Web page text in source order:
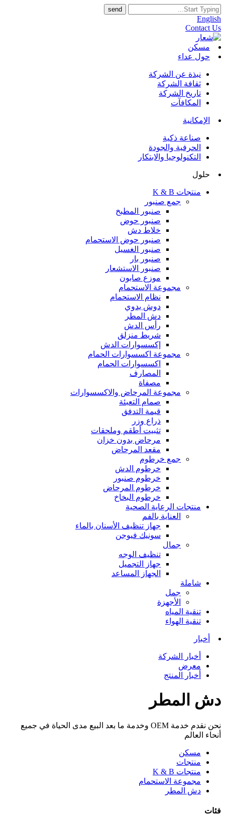
English
Contact Us
مسكن
حول عداء
نبذة عن الشركة
ثقافة الشركة
تاريخ الشركة
المكافآت
الإمكانية
صناعة ذكية
الحرفية والجودة
التكنولوجيا والابتكار
حلول
منتجات K & B
جمع صنبور
صنبور المطبخ
صنبور حوض
خلاط دش
صنبور حوض الاستحمام
صنبور الغسيل
صنبور بار
صنبور الاستشعار
موزع صابون
مجموعة الاستحمام
نظام الاستحمام
دوش يدوي
دش المطر
رأس الدش
شريط منزلق
إكسسوارات الدش
مجموعة اكسسوارات الحمام
اكسسوارات الحمام
المصارف
مصفاة
مجموعة المرحاض والاكسسوارات
صمام التعبئة
قيمة التدفق
ذراع وزر
تثبيت أطقم وملحقات
مرحاض بدون خزان
مقعد المرحاض
جمع خرطوم
خرطوم الدش
خرطوم صنبور
خرطوم المرحاض
خرطوم البخاخ
منتجات الرعاية الصحية
العناية بالفم
جهاز تنظيف الأسنان بالماء
سونيك فيوجن
جمال
تنظيف الوجه
جهاز التجميل
الجهاز المساعد
شاملة
جمل
الأجهزة
تنقية المياه
تنقية الهواء
أخبار
أخبار الشركة
معرض
أخبار المنتج
دش المطر
نحن نقدم خدمة OEM وخدمة ما بعد البيع مدى الحياة في جميع
أنحاء العالم
مسكن
منتجات
منتجات K & B
مجموعة الاستحمام
دش المطر
فئات